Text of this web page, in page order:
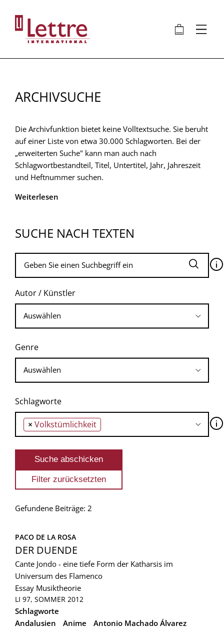
Inhalt
🛍 ⋮
ARCHIVSUCHE
Die Archivfunktion bietet keine Volltextsuche. Sie beruht
auf einer Liste von etwa 30.000 Schlagworten. Bei der
„erweiterten Suche" kann man auch nach
Schlagwortbestandteil, Titel, Untertitel, Jahr, Jahreszeit
und Heftnummer suchen.
Weiterlesen
SUCHE NACH TEXTEN
🛈
Autor / Künstler
Genre
Schlagworte
× Volkstümlichkeit 🛈
Gefundene Beiträge: 2
PACO DE LA ROSA
DER DUENDE
Cante Jondo - eine tiefe Form der Katharsis im
Universum des Flamenco
Essay Musiktheorie
LI 97, SOMMER 2012
Schlagworte
Andalusien
Anime
Antonio Machado Álvarez